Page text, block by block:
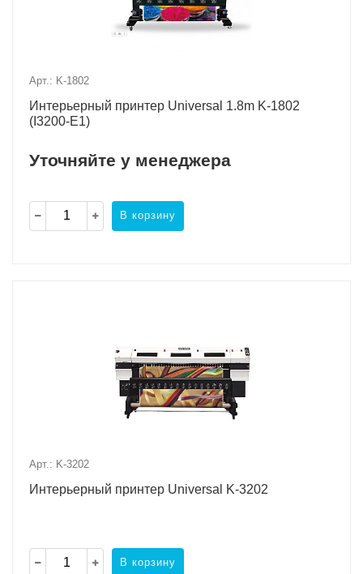
Арт.: K-1802
Интерьерный принтер Universal 1.8m K-1802
(I3200-E1)
Уточняйте у менеджера
В корзину
Арт.: K-3202
Интерьерный принтер Universal K-3202
В корзину